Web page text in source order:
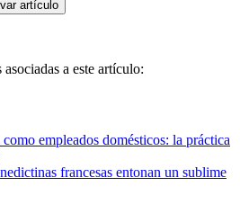
artículo
a este artículo:
empleados domésticos: la práctica
francesas entonan un sublime